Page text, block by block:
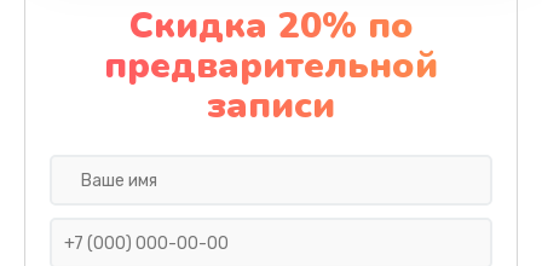
Скидка 20% по
предварительной
записи